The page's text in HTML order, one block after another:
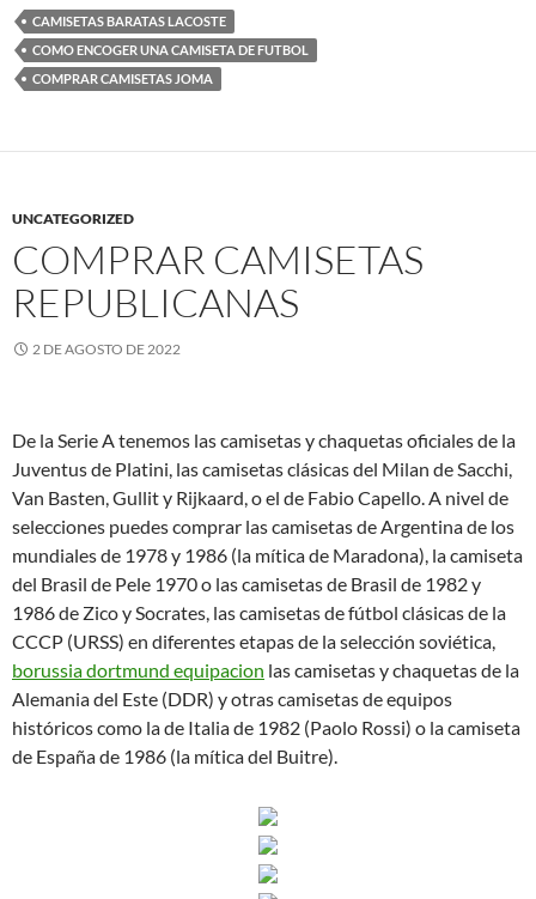
CAMISETAS BARATAS LACOSTE
COMO ENCOGER UNA CAMISETA DE FUTBOL
COMPRAR CAMISETAS JOMA
UNCATEGORIZED
COMPRAR CAMISETAS
REPUBLICANAS
2 DE AGOSTO DE 2022
De la Serie A tenemos las camisetas y chaquetas oficiales de la
Juventus de Platini, las camisetas clásicas del Milan de Sacchi,
Van Basten, Gullit y Rijkaard, o el de Fabio Capello. A nivel de
selecciones puedes comprar las camisetas de Argentina de los
mundiales de 1978 y 1986 (la mítica de Maradona), la camiseta
del Brasil de Pele 1970 o las camisetas de Brasil de 1982 y
1986 de Zico y Socrates, las camisetas de fútbol clásicas de la
CCCP (URSS) en diferentes etapas de la selección soviética,
borussia dortmund equipacion las camisetas y chaquetas de la
Alemania del Este (DDR) y otras camisetas de equipos
históricos como la de Italia de 1982 (Paolo Rossi) o la camiseta
de España de 1986 (la mítica del Buitre).